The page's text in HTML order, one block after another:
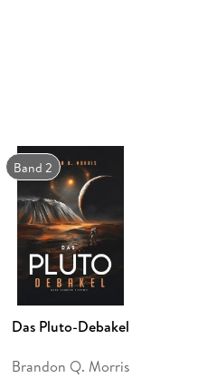
Band 2
Das Pluto-Debakel
Brandon Q. Morris